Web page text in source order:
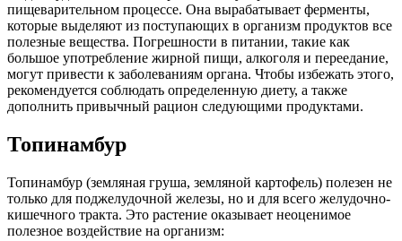
пищеварительном процессе. Она вырабатывает ферменты,
которые выделяют из поступающих в организм продуктов все
полезные вещества. Погрешности в питании, такие как
большое употребление жирной пищи, алкоголя и переедание,
могут привести к заболеваниям органа. Чтобы избежать этого,
рекомендуется соблюдать определенную диету, а также
дополнить привычный рацион следующими продуктами.
Топинамбур
Топинамбур (земляная груша, земляной картофель) полезен не
только для поджелудочной железы, но и для всего желудочно-
кишечного тракта. Это растение оказывает неоценимое
полезное воздействие на организм: